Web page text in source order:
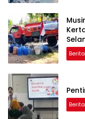
Berita
Berita